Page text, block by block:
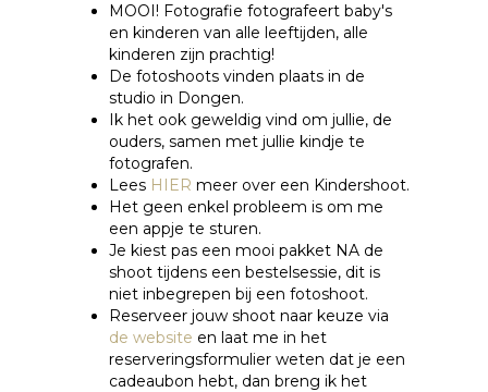
MOOI! Fotografie fotografeert baby's
en kinderen van alle leeftijden, alle
kinderen zijn prachtig!
De fotoshoots vinden plaats in de
studio in Dongen.
Ik het ook geweldig vind om jullie, de
ouders, samen met jullie kindje te
fotografen.
Lees HIER meer over een Kindershoot.
Het geen enkel probleem is om me
een appje te sturen.
Je kiest pas een mooi pakket NA de
shoot tijdens een bestelsessie, dit is
niet inbegrepen bij een fotoshoot.
Reserveer jouw shoot naar keuze via
de website en laat me in het
reserveringsformulier weten dat je een
cadeaubon hebt, dan breng ik het